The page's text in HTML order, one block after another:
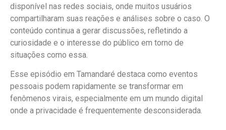
disponível nas redes sociais, onde muitos usuários
compartilharam suas reações e análises sobre o caso. O
conteúdo continua a gerar discussões, refletindo a
curiosidade e o interesse do público em torno de
situações como essa.
Esse episódio em Tamandaré destaca como eventos
pessoais podem rapidamente se transformar em
fenômenos virais, especialmente em um mundo digital
onde a privacidade é frequentemente desconsiderada.